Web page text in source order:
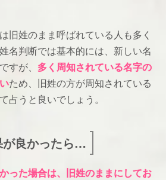
旧姓のまま呼ばれている人も多く
名判断では基本的には、新しい名
すが、 多く周知されている名字の
ため、旧姓の方が周知されている
占うと良いでしょう。
が良かったら…
った場合は、旧姓のままにしてお